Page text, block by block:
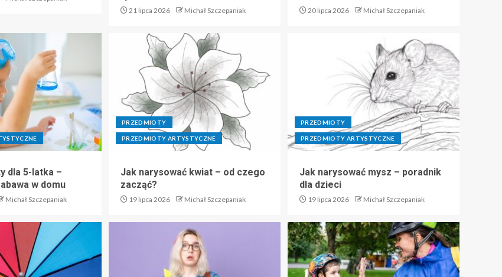
21 lipca 2026 Michał Szczepaniak 20 lipca 2026 Michał Szczepaniak
dla 5-latka –
w domu
Michał Szczepaniak
PRZEDMIOTY
PRZEDMIOTY ARTYSTYCZNE
Jak narysować kwiat – od czego
zacząć?
19 lipca 2026 Michał Szczepaniak
PRZEDMIOTY
PRZEDMIOTY ARTYSTYCZNE
Jak narysować mysz – poradnik
dla dzieci
19 lipca 2026 Michał Szczepaniak